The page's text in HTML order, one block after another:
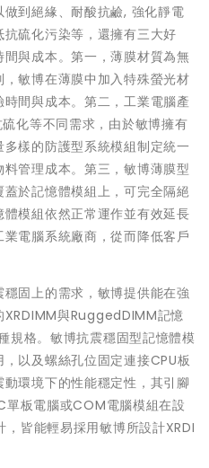
到絕緣、耐酸抗鹼, 強化靜電
硫化污染等，還擁有三大好
與成本。第一，薄膜材質為無
敏博在薄膜中加入特殊螢光材
間與成本。第二，工業電腦產
化等不同需求，由於敏博擁有
樣的防護型系統模組制定統一
管理成本。第三，敏博薄膜型
於記憶體模組上，可完全隔絕
模組依然正常運作並有效延長
電腦系統廠商，從而降低客戶
固上的需求，敏博提供能在強
與RuggedDIMM記憶
規格。敏博抗震穩固型記憶體模
以及螺絲孔位固定連接CPU板
環境下的性能穩定性，其引腳
單板電腦或COM電腦模組在設
皆能輕易採用敏博所設計XRDI